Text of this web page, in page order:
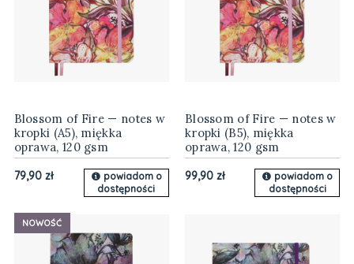
Blossom of Fire — notes w
kropki (A5), miękka
oprawa, 120 gsm
79,90 zł
powiadom o
dostępności
Blossom of Fire — notes w
kropki (B5), miękka
oprawa, 120 gsm
99,90 zł
powiadom o
dostępności
NOWOŚĆ